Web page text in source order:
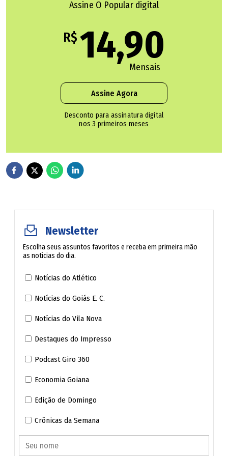
aeronaves, do sistema de drenagem e das demais
obra do terminal de passageiros deve ser finalizada em
Trecho da BR-153 em Anápolis terá interdições para
Helicópteros que colidiram no Rio estavam em rotas e
Assine O Popular digital
R$ 14,90
Mensais
Assine Agora
Desconto para assinatura digital
nos 3 primeiros meses
Newsletter
Escolha seus assuntos favoritos e receba em primeira mão
as notícias do dia.
Notícias do Atlético
Notícias do Goiás E. C.
Notícias do Vila Nova
Destaques do Impresso
Podcast Giro 360
Economia Goiana
Edição de Domingo
Crônicas da Semana